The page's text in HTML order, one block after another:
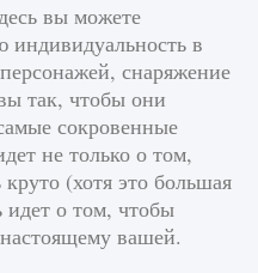
Delta Force
вы можете
индивидуальность в
снаряжение
так, чтобы они
сокровенные
не только о том,
(хотя это большая
идет о том, чтобы
вашей.